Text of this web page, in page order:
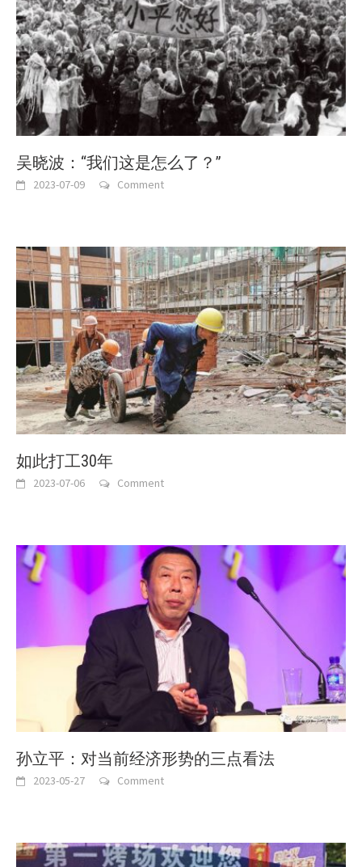
吴晓波：“我们这是怎么了？”
2023-07-09 Comment
如此打工30年
2023-07-06 Comment
孙立平：对当前经济形势的三点看法
2023-05-27 Comment